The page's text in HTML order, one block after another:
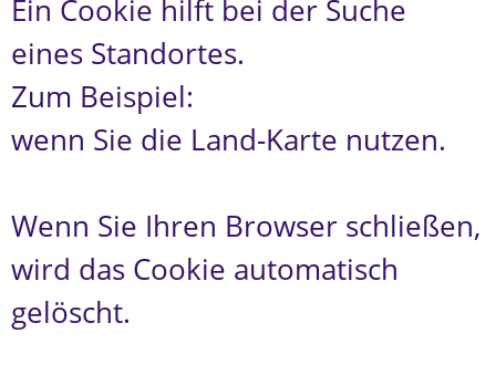
Ein Cookie hilft bei der Suche
eines Standortes.
Zum Beispiel:
wenn Sie die Land-Karte nutzen.
Wenn Sie Ihren Browser schließen,
wird das Cookie automatisch
gelöscht.